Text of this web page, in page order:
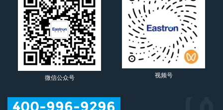
微信公众号 视频号
400-996-9296